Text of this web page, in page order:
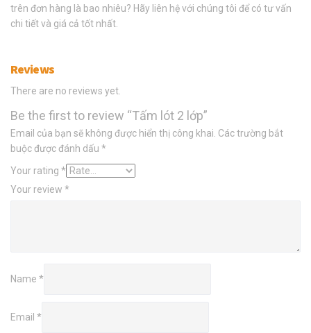
trên đơn hàng là bao nhiêu? Hãy liên hệ với chúng tôi để có tư vấn
chi tiết và giá cả tốt nhất.
Reviews
There are no reviews yet.
Be the first to review “Tấm lót 2 lớp”
Email của bạn sẽ không được hiển thị công khai. Các trường bắt
buộc được đánh dấu *
Your rating *
Your review *
Name *
Email *